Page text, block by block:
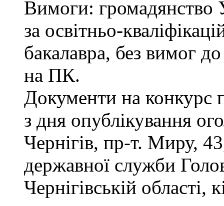
Вимоги: громадянство
за освітньо-
бакалавра, без вимог
на ПК.
Документи на конкурс
з дня опублікування
Чернігів, пр-т. Миру,
державної служби
Чернігівській